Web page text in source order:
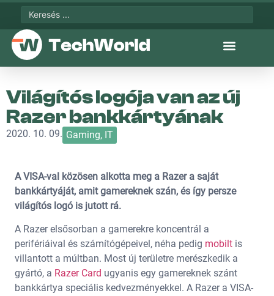
Világítós logója van az új
Razer bankkártyának
2020. 10. 09. Gaming, IT
A VISA-val közösen alkotta meg a Razer a saját
bankkártyáját, amit gamereknek szán, és így persze
világítós logó is jutott rá.
A Razer elsősorban a gamerekre koncentrál a
perifériáival és számítógépeivel, néha pedig mobilt is
villantott a múltban. Most új területre merészkedik a
gyártó, a Razer Card ugyanis egy gamereknek szánt
bankkártya speciális kedvezményekkel. A Razer a VISA-